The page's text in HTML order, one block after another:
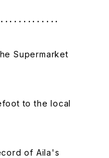
････････････
Supermarket
to the local
of Aila's